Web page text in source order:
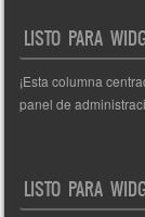
LISTO PARA
¡Esta columna
panel de
LISTO PARA